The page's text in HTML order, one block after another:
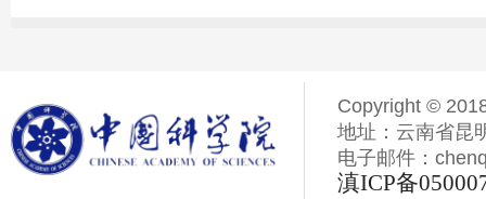
Copyright ©
地址：云南省昆
电子邮件：
滇ICP备